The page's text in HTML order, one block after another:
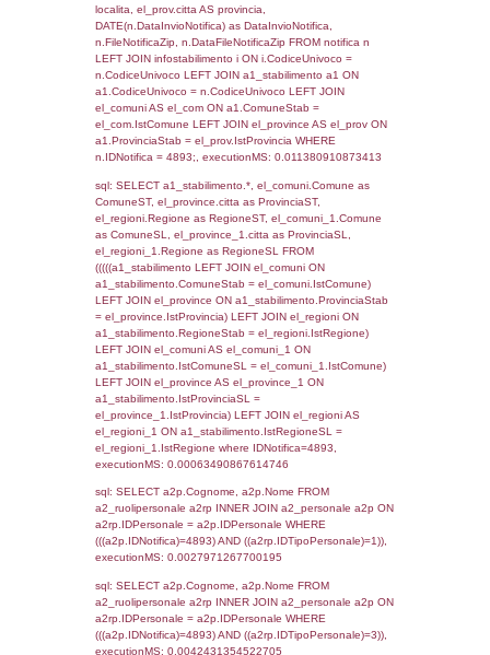
DI CUI ALL'ALLEGATO 1 DEL DECRETO
DELLA DIRETTIVA 2012/18/UE
SEZIONE L (pubblico) - INFORMAZIONI
INCIDENTALI CON IMPATTO
STABILIMENTO
Indietro
Debug
sql: SELECT COUNT(*) FROM `userlevels`
`userlevelid` = -2, executionMS:
sql: SELECT `userlevelid`, `userlevelname`
sql: SELECT COUNT(*) FROM
WHERE `userlevelid` = -2, executionMS:
sql: SELECT `tablename`, `userlevelid`,
`userlevelpermissions` WHERE `userlevelid`